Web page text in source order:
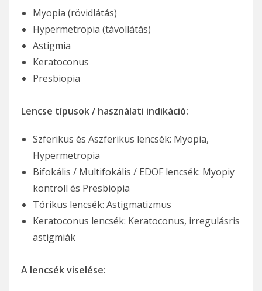
Myopia (rövidlátás)
Hypermetropia (távollátás)
Astigmia
Keratoconus
Presbiopia
Lencse típusok / használati indikáció:
Szferikus és Aszferikus lencsék: Myopia,
Hypermetropia
Bifokális / Multifokális / EDOF lencsék: Myopiy
kontroll és Presbiopia
Tórikus lencsék: Astigmatizmus
Keratoconus lencsék: Keratoconus, irregulásris
astigmiák
A lencsék viselése: